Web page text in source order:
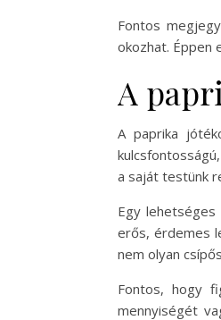
Fontos
okozhat. Éppen
A
A paprika
a saját testünk
Egy lehetséges
erős, érdemes
nem olyan
Fontos, hogy
mennyiségét